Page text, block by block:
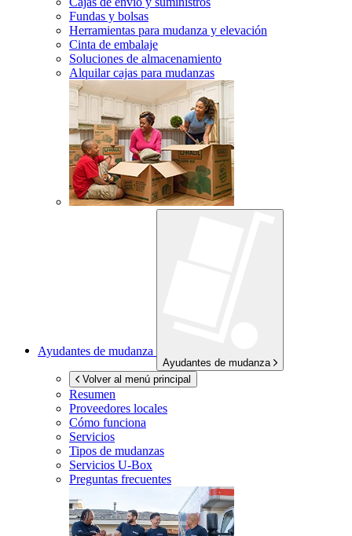
Fundas y bolsas
Herramientas para mudanza y elevación
Cinta de embalaje
Soluciones de almacenamiento
Alquilar cajas para mudanzas
Ayudantes de mudanza
Ayudantes de mudanza
Volver al menú principal
Resumen
Proveedores locales
Cómo funciona
Servicios
Tipos de mudanzas
Servicios U-Box
Preguntas frecuentes